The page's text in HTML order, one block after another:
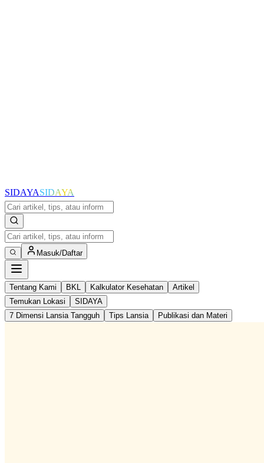
SIDAYASIDAYA
Masuk/Daftar
Tentang Kami BKL Kalkulator Kesehatan
Artikel
Temukan Lokasi
SIDAYA
7 Dimensi Lansia Tangguh
Tips Lansia Publikasi dan Materi